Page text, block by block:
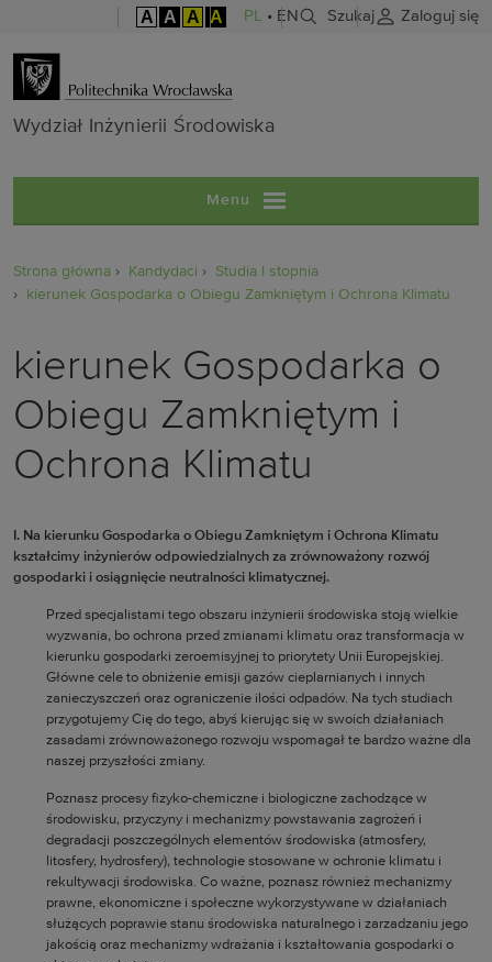
A A A A PL • EN Szukaj Zaloguj się
Wydział
Wydział Inżynierii Środowiska
Menu
Strona główna Kandydaci
Studia I stopnia
kierunek Gospodarka o Obiegu Zamkniętym i Ochrona Klimatu
kierunek Gospodarka o
Obiegu Zamkniętym i
Ochrona Klimatu
I. Na kierunku Gospodarka o Obiegu Zamkniętym i Ochrona Klimatu
kształcimy inżynierów odpowiedzialnych za zrównoważony rozwój
gospodarki i osiągnięcie neutralności klimatycznej.
Przed specjalistami tego obszaru inżynierii środowiska stoją wielkie
wyzwania, bo ochrona przed zmianami klimatu oraz transformacja w
kierunku gospodarki zeroemisyjnej to priorytety Unii Europejskiej.
Główne cele to obniżenie emisji gazów cieplarnianych i innych
zanieczyszczeń oraz ograniczenie ilości odpadów. Na tych studiach
przygotujemy Cię do tego, abyś kierując się w swoich działaniach
zasadami zrównoważonego rozwoju wspomagał te bardzo ważne dla
naszej przyszłości zmiany.
Poznasz procesy fizyko-chemiczne i biologiczne zachodzące w
środowisku, przyczyny i mechanizmy powstawania zagrożeń i
degradacji poszczególnych elementów środowiska (atmosfery,
litosfery, hydrosfery), technologie stosowane w ochronie klimatu i
rekultywacji środowiska. Co ważne, poznasz również mechanizmy
prawne, ekonomiczne i społeczne wykorzystywane w działaniach
służących poprawie stanu środowiska naturalnego i zarzadzaniu jego
jakością oraz mechanizmy wdrażania i kształtowania gospodarki o